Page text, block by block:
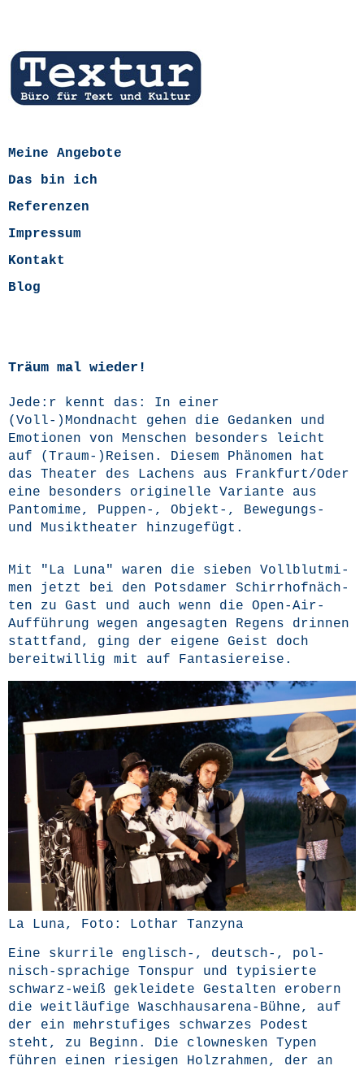
Meine Angebote
Das bin ich
Referenzen
Impressum
Kontakt
Blog
Träum mal wieder!
Jede:r kennt das: In einer
(Voll-)Mondnacht gehen die Gedan­ken und
Emo­tio­nen von Men­schen beson­ders leicht
auf (Traum-)Reisen. Die­sem Phä­no­men hat
das Thea­ter des Lachens aus Frankfurt/Oder
eine beson­ders ori­gi­nel­le Vari­an­te aus
Pan­to­mi­me, Puppen‑, Objekt‑, Bewe­gungs-
und Musik­thea­ter hinzugefügt.
Mit "La Luna" waren die sie­ben Voll­blut­mi­
men jetzt bei den Pots­da­mer Schirr­hof­näch­
ten zu Gast und auch wenn die Open-Air-
Auf­füh­rung wegen ange­sag­ten Regens drin­nen
statt­fand, ging der eige­ne Geist doch
bereit­wil­lig mit auf Fantasiereise.
La Luna, Foto: Lothar Tanzyna
Eine skur­ri­le englisch‑, deutsch‑, pol­
nisch-spra­chi­ge Ton­spur und typi­sier­te
schwarz-weiß geklei­de­te Gestal­ten erobern
die weit­läu­fi­ge Wasch­haus­a­re­na-Büh­ne, auf
der ein mehr­stu­fi­ges schwar­zes Podest
steht, zu Beginn. Die clow­nes­ken Typen
füh­ren einen rie­si­gen Holz­rah­men, der an